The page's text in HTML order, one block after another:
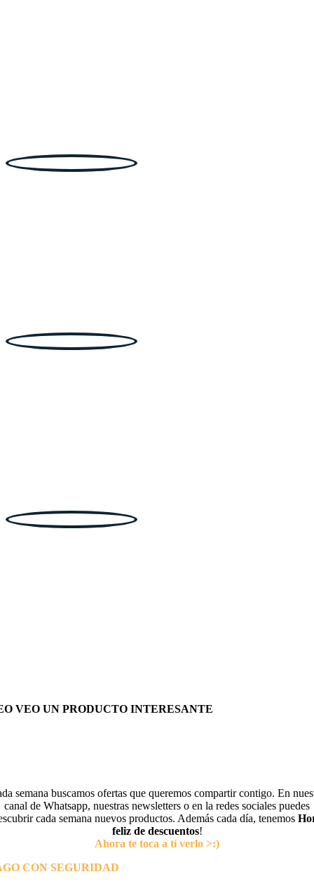
VEO UN PRODUCTO INTERESANTE
semana buscamos ofertas que queremos compartir contigo. En
canal de Whatsapp, nuestras newsletters o en la redes sociales puedes
cada semana nuevos productos. Además cada día, tenemos
feliz de descuentos!
Ahora te toca a tí verlo >:)
CON SEGURIDAD